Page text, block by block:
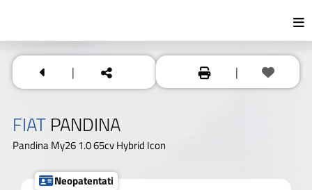
| |
FIAT PANDINA
Pandina My26 1.0 65cv Hybrid Icon
Neopatentati